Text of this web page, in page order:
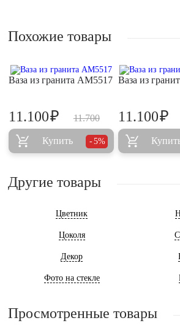
Похожие товары
Ваза из гранита AM5517
11.700
11.100₽
Купить 5%
Ваза из
11.100₽
Другие товары
Цветник
Цоколя
Декор
Фото на стекле
Просмотренные товары